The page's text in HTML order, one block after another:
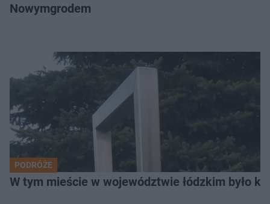
Nowymgrodem
PODRÓŻE
W tym mieście w województwie łódzkim było